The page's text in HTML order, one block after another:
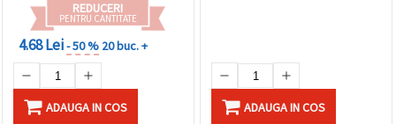
REDUCERI
PENTRU CANTITATE
4.68 Lei- 50 % 20 buc. +
ADAUGA IN COS ADAUGA IN COS